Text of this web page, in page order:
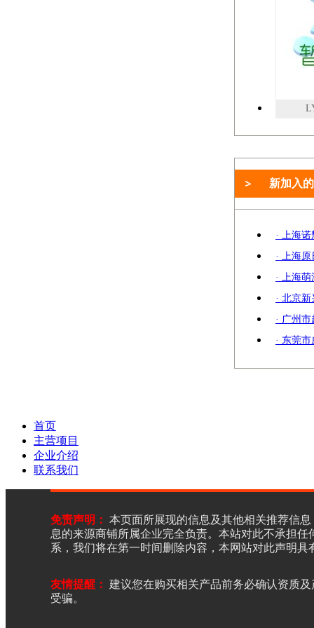
新加入
· 上海
· 上海
· 上海
· 北京
· 广州
· 东莞
首页
主营项目
企业介绍
联系我们
免责声明： 本页面所展现的信息及其他相关推荐信
息的来源商铺所属企业完全负责。本站对此不承担
系，我们将在第一时间删除内容，本网站对此声明具
友情提醒： 建议您在购买相关产品前务必确认资质
受骗。